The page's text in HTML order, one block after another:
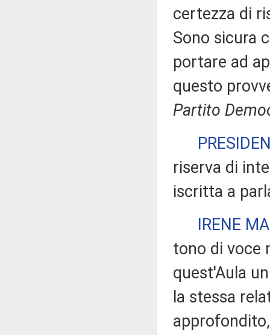
certezza di
Sono sicura
portare ad
questo
Partito
riserva di
iscritta a
IRENE
tono di voce
quest'Aula
la stessa